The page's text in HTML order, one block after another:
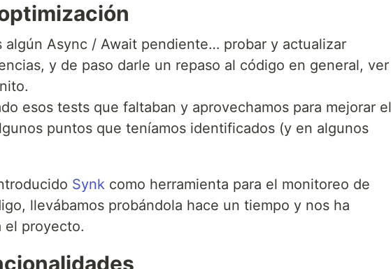
algún Async / Await pendiente… probar y actualizar
y de paso darle un repaso al código en general, ver
esos tests que faltaban y aprovechamos para mejorar el
puntos que teníamos identificados (y en algunos
Synk como herramienta para el monitoreo de
llevábamos probándola hace un tiempo y nos ha
el proyecto.